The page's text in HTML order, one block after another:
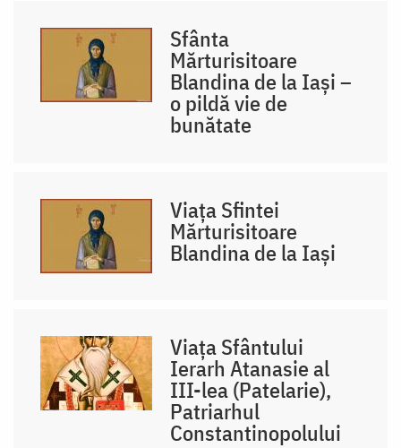
Sfânta
Mărturisitoare
Blandina de la Iași –
o pildă vie de
bunătate
Viața Sfintei
Mărturisitoare
Blandina de la Iași
Viața Sfântului
Ierarh Atanasie al
III-lea (Patelarie),
Patriarhul
Constantinopolului